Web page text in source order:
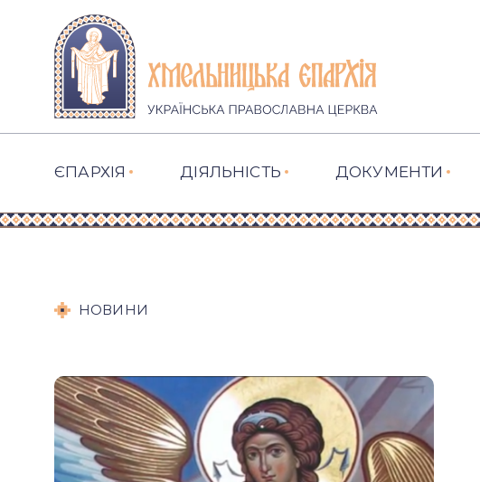
ЄПАРХІЯ ДІЯЛЬНІСТЬ ДОКУМЕНТИ
НОВИНИ